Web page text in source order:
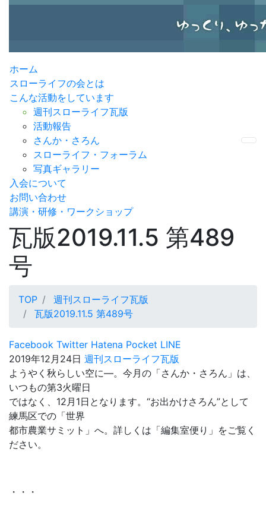
ホーム
スローライフの会とは
こんな活動をしています
週刊スローライフ瓦版
活動報告
さんか・さろん
スローライフ・フォーラム
写真ギャラリー
入会について
お問い合わせ
講演・研修・ワークショップ
瓦版2019.11.5 第489
号
TOP
週刊スローライフ瓦版
瓦版2019.11.5 第489号
Facebook Twitter Hatena Pocket LINE
2019年12月24日 週刊スローライフ瓦版
ようやく秋らしい空に―。今月の「さんか・さろん」は、
いつもの第3火曜日
ではなく、12月1日となります。“お出かけさろん”として
練馬区での「世界
都市農業サミット」へ。詳しくは「編集室便り」をご覧く
ださい。
・・・